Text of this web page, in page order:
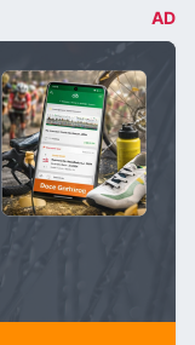
AD